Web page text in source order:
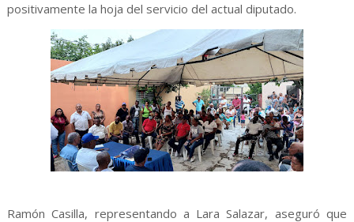
positivamente la hoja del servicio del actual diputado.
Ramón Casilla, representando a Lara Salazar, aseguró que